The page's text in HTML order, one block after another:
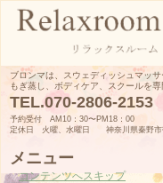
ブロンマは、スウェディッシュマッ
もぎ蒸し、ボディケア、スクールを
TEL.070-2806-2153
予約受付 AM10：30〜PM18：00
定休日 火曜、水曜日 神奈川県秦野市
メニュー
コンテンツへスキップ